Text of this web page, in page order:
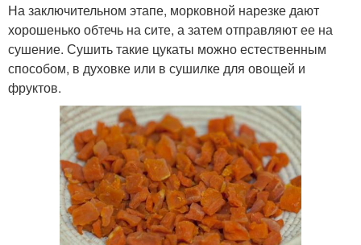
На заключительном этапе, морковной нарезке дают
хорошенько обтечь на сите, а затем отправляют ее на
сушение. Сушить такие цукаты можно естественным
способом, в духовке или в сушилке для овощей и
фруктов.